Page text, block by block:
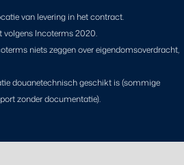
van levering in het contract.
volgens Incoterms 2020.
niets zeggen over eigendomsoverdracht,
douanetechnisch geschikt is (sommige
zonder documentatie).